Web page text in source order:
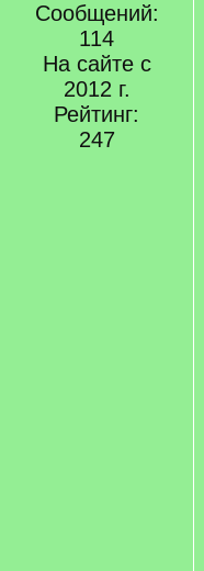
Сообщений:
114
На сайте с
2012 г.
Рейтинг:
247